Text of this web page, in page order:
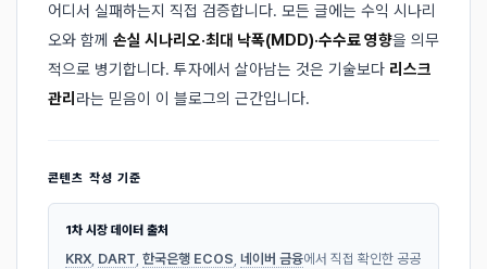
어디서 실패하는지 직접 검증합니다. 모든 글에는 수익 시나리
오와 함께 손실 시나리오·최대 낙폭(MDD)·수수료 영향을 의무
적으로 병기합니다. 투자에서 살아남는 것은 기술보다 리스크
관리 라는 믿음이 이 블로그의 근간입니다.
콘텐츠 작성 기준
1차 시장 데이터 출처
KRX DART 한국은행 ECOS 네이버 금융에서 직접 확인한 공공